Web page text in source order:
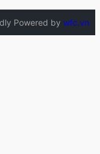
Powered by wfc.vn